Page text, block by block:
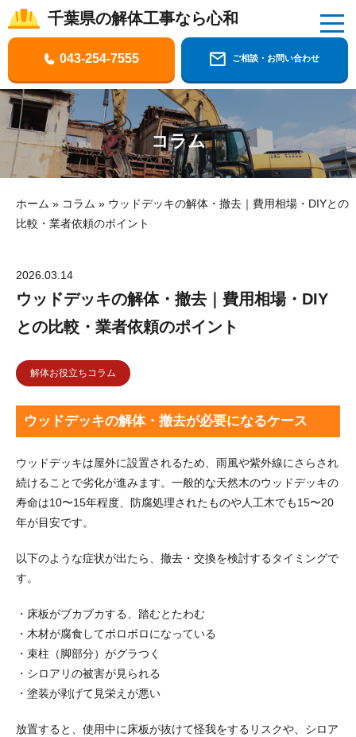
千葉県の解体工事なら心和
千葉県の解体工事なら株式会社心和
043-254-7555 ご相談・お問い合わせ
コラム
ホーム » コラム » ウッドデッキの解体・撤去｜費用相場・DIYとの
比較・業者依頼のポイント
2026.03.14
ウッドデッキの解体・撤去｜費用相場・DIY
との比較・業者依頼のポイント
解体お役立ちコラム
ウッドデッキの解体・撤去が必要になるケース
ウッドデッキは屋外に設置されるため、雨風や紫外線にさらされ
続けることで劣化が進みます。一般的な天然木のウッドデッキの
寿命は10〜15年程度、防腐処理されたものや人工木でも15〜20
年が目安です。
以下のような症状が出たら、撤去・交換を検討するタイミングで
す。
・床板がブカブカする、踏むとたわむ
・木材が腐食してボロボロになっている
・束柱（脚部分）がグラつく
・シロアリの被害が見られる
・塗装が剥げて見栄えが悪い
放置すると、使用中に床板が抜けて怪我をするリスクや、シロア